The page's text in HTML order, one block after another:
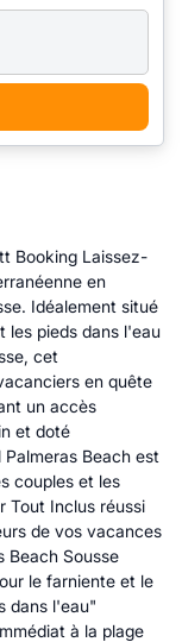
Booking Laissez-
en
Idéalement situé
les pieds dans l'eau
cet
en quête
un accès
et doté
Beach est
couples et les
Tout Inclus réussi
de vos vacances
Beach Sousse
le farniente et le
dans l'eau"
à la plage